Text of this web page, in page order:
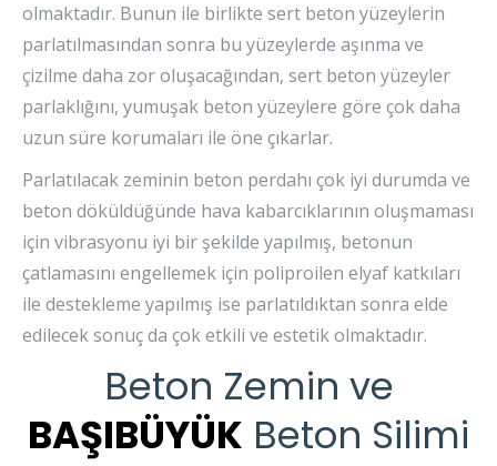
olmaktadır. Bunun ile birlikte sert beton yüzeylerin
parlatılmasından sonra bu yüzeylerde aşınma ve
çizilme daha zor oluşacağından, sert beton yüzeyler
parlaklığını, yumuşak beton yüzeylere göre çok daha
uzun süre korumaları ile öne çıkarlar.
Parlatılacak zeminin beton perdahı çok iyi durumda ve
beton döküldüğünde hava kabarcıklarının oluşmaması
için vibrasyonu iyi bir şekilde yapılmış, betonun
çatlamasını engellemek için poliproilen elyaf katkıları
ile destekleme yapılmış ise parlatıldıktan sonra elde
edilecek sonuç da çok etkili ve estetik olmaktadır.
Beton Zemin ve
BAŞIBÜYÜK Beton Silimi